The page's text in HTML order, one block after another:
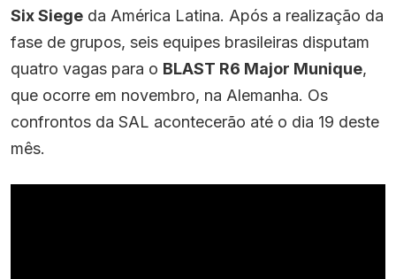
Six Siege da América Latina. Após a realização da
fase de grupos, seis equipes brasileiras disputam
quatro vagas para o BLAST R6 Major Munique,
que ocorre em novembro, na Alemanha. Os
confrontos da SAL acontecerão até o dia 19 deste
mês.